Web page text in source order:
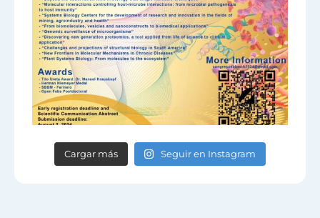
Cargar más Seguir en Instagram